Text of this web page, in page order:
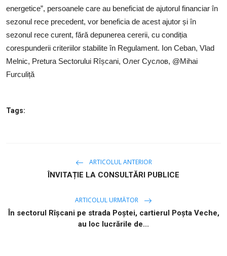
energetice”, persoanele care au beneficiat de ajutorul financiar în
sezonul rece precedent, vor beneficia de acest ajutor și în
sezonul rece curent, fără depunerea cererii, cu condiția
corespunderii criteriilor stabilite în Regulament. Ion Ceban, Vlad
Melnic, Pretura Sectorului Rîșcani, Олег Суслов, @Mihai
Furculiță
Tags:
ARTICOLUL ANTERIOR
ÎNVITAȚIE LA CONSULTĂRI PUBLICE
ARTICOLUL URMĂTOR
În sectorul Rîșcani pe strada Poștei, cartierul Poșta Veche,
au loc lucrările de...